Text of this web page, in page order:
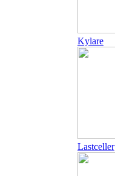
Kylare
Lastceller